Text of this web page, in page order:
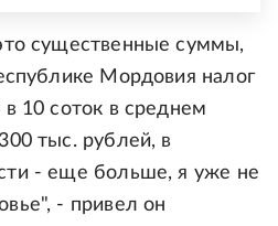
существенные суммы,
Мордовия налог
10 соток в среднем
тыс. рублей, в
- еще больше, я уже не
- привел он